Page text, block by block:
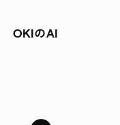
OKIのAI